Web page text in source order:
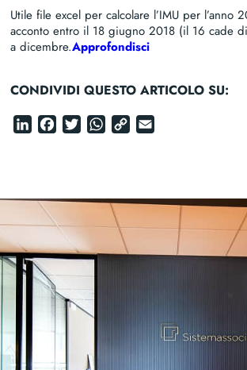
Utile file excel per calcolare l’IMU per l’anno
acconto entro il 18 giugno 2018 (il 16 cade
a dicembre.Approfondisci
CONDIVIDI QUESTO ARTICOLO SU:
LinkedIn
Facebook
Twitter
WhatsApp
Copy